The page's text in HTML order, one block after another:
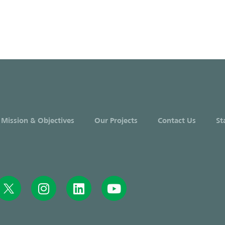
& Objectives Our Projects Contact Us